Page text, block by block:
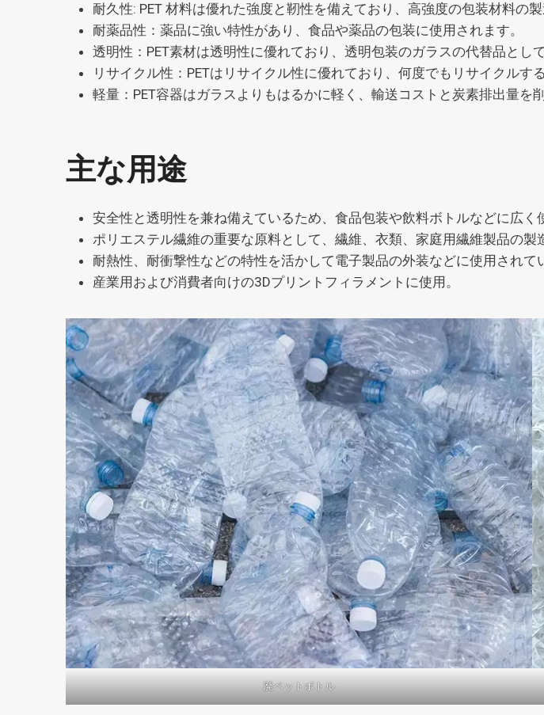
耐久性: PET 材料は優れた強度と靭性を備えており、高強度の包装材料の製
耐薬品性：薬品に強い特性があり、食品や薬品の包装に使用されます。
透明性：PET素材は透明性に優れており、透明包装のガラスの代替品とし
リサイクル性：PETはリサイクル性に優れており、何度でもリサイクルす
軽量：PET容器はガラスよりもはるかに軽く、輸送コストと炭素排出量を削
主な用途
安全性と透明性を兼ね備えているため、食品包装や飲料ボトルなどに広く
ポリエステル繊維の重要な原料として、繊維、衣類、家庭用繊維製品の製
耐熱性、耐衝撃性などの特性を活かして電子製品の外装などに使用されて
産業用および消費者向けの3Dプリントフィラメントに使用。
廃ペットボトル